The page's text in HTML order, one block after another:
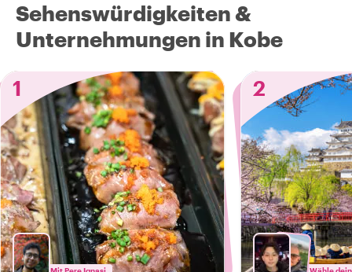
Sehenswürdigkeiten &
Unternehmungen in Kobe
1
2